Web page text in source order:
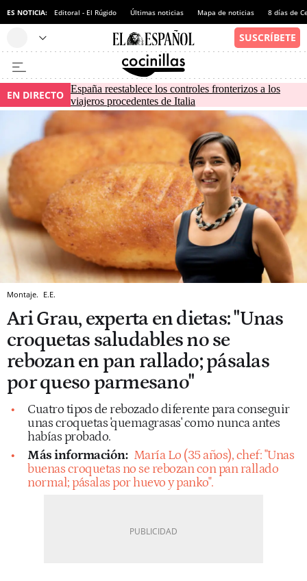
ES NOTICIA: Editoral - El Rúgido Últimas noticias Mapa de noticias 8 días de
EN DIRECTO España reestablece los controles fronterizos a los
viajeros procedentes de Italia
Montaje. E.E.
Ari Grau, experta en dietas: "Unas
croquetas saludables no se
rebozan en pan rallado; pásalas
por queso parmesano"
Cuatro tipos de rebozado diferente para conseguir
unas croquetas 'quemagrasas' como nunca antes
habías probado.
Más información: María Lo (35 años), chef: "Unas
buenas croquetas no se rebozan con pan rallado
normal; pásalas por huevo y panko".